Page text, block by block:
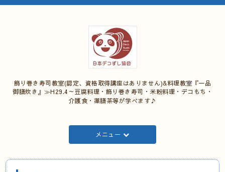
飾り巻き寿司教室(認定、資格取得講座はありません)&料理教室『一品
御膳炊き』≫H29.4～豆腐料理・飾り巻き寿司・米粉料理・デコもち・
介護食・薬膳茶等が学べます♪
メニュー